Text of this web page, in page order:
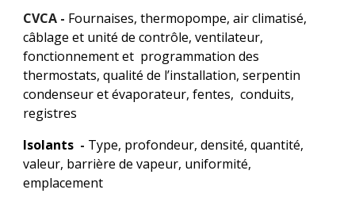
CVCA - Fournaises, thermopompe, air climatisé,
câblage et unité de contrôle, ventilateur,
fonctionnement et  programmation des
thermostats, qualité de l’installation, serpentin
condenseur et évaporateur, fentes,  conduits,
registres
Isolants - Type, profondeur, densité, quantité,
valeur, barrière de vapeur, uniformité,
emplacement